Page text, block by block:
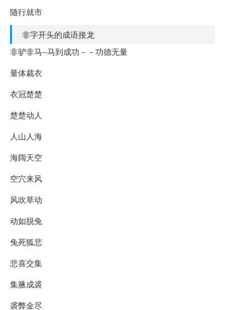
随行就市
非字开头的成语接龙
非驴非马--马到成功－－功德无量
量体裁衣
衣冠楚楚
楚楚动人
人山人海
海阔天空
空穴来风
风吹草动
动如脱兔
兔死狐悲
悲喜交集
集腋成裘
裘弊金尽